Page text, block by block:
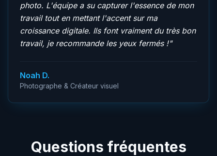
photo. L'équipe a su capturer l'essence de mon
travail tout en mettant l'accent sur ma
croissance digitale. Ils font vraiment du très bon
travail, je recommande les yeux fermés !"
Noah D.
Photographe & Créateur visuel
Questions fréquentes